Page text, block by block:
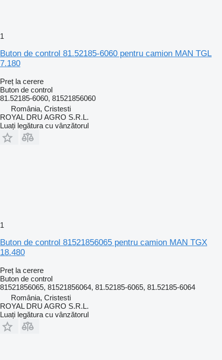
1
Buton de control 81.52185-6060 pentru camion MAN TGL
7.180
Preț la cerere
Buton de control
81.52185-6060, 81521856060
România, Cristesti
ROYAL DRU AGRO S.R.L.
Luați legătura cu vânzătorul
1
Buton de control 81521856065 pentru camion MAN TGX
18.480
Preț la cerere
Buton de control
81521856065, 81521856064, 81.52185-6065, 81.52185-6064
România, Cristesti
ROYAL DRU AGRO S.R.L.
Luați legătura cu vânzătorul